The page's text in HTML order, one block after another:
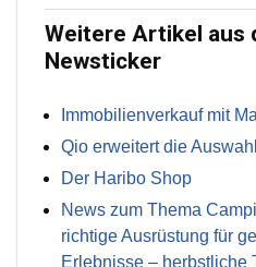
Weitere Artikel aus
Newsticker
Immobilienverkauf mit
Qio erweitert die
Der Haribo Shop
News zum Thema
richtige Ausrüstung für
Erlebnisse – herbstliche